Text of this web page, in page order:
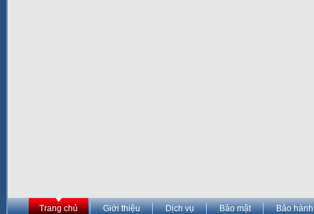
Trang chủ Giới thiệu Dịch vụ Bảo mật Bảo hành